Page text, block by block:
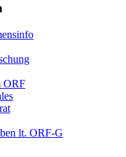
G